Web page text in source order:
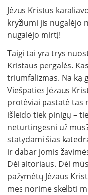
Jėzus Kristus
kryžiumi jis nugalėjo
nugalėjo mirtį!
Taigi tai yra trys
Kristaus pergalės.
triumfalizmas. Na ką
Viešpaties Jėzaus
protėviai pastatė tas
išleido tiek pinigų –
neturtingesni už
statydami šias
ir dabar jomis
Dėl altoriaus. Dėl
pažymėtų Jėzaus
mes norime skelbti